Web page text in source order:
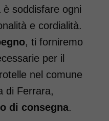
crociera,
di pedane
chi ha
sollevate le
un
minimo
soddisfare ogni
e cordialità.
, ti forniremo
per il
nel comune
di Ferrara,
di consegna.